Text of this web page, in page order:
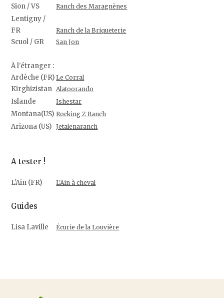
Sion / VS Ranch des Maragnènes
Lentigny /
FR
Ranch de la Briqueterie
Scuol / GR San Jon
À l'étranger :
Ardèche (FR) Le Corral
Kirghizistan Alatoorando
Islande Ishestar
Montana(US) Rocking Z Ranch
Arizona (US) Jetalenaranch
A tester !
L'Ain (FR) L'Ain à cheval
Guides
Lisa Laville Écurie de la Louvière